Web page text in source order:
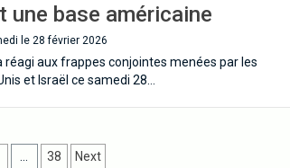
une base américaine
le 28 février 2026
réagi aux frappes conjointes menées par les
et Israël ce samedi 28…
… 38 Next